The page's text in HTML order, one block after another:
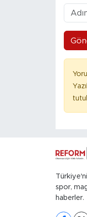
spor,
haberler.